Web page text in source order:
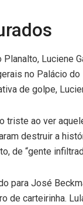
Planalto, Luciene
no Palácio
de golpe,
triste ao ver
destruir a
de “gente
para José
de carteirinha.